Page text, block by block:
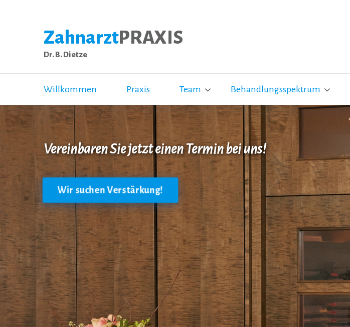
ZahnarztPRAXIS
Dr. B. Dietze
Willkommen Praxis Team Behandlungsspektrum
Vereinbaren Sie jetzt einen Termin bei uns!
Wir suchen Verstärkung!